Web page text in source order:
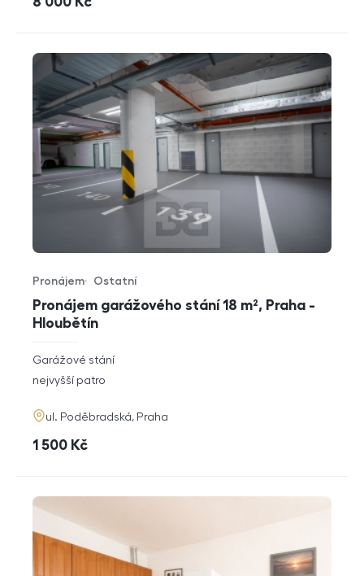
Pronájem garážového stání 18 m², Praha -
Hloubětín
Typ nabídky
Pronájem
Typ nemovitosti
Ostatní
rozměry
dispozice
Garážové stání
funkce
nejvyšší patro
adresa
ul. Poděbradská, Praha
cena
1 500 Kč